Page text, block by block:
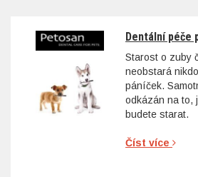
Dentální péče
Starost o zuby
neobstará
páníček.
odkázán na to,
budete starat.
Číst více